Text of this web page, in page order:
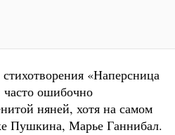
«Наперсница
ошибочно
няней, хотя на самом
Пушкина, Марье Ганнибал.